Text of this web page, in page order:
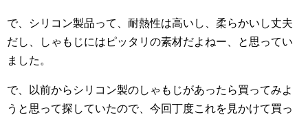
で、シリコン製品って、耐熱性は高いし、柔らかいし丈夫
だし、しゃもじにはピッタリの素材だよねー、と思ってい
ました。
で、以前からシリコン製のしゃもじがあったら買ってみよ
うと思って探していたので、今回丁度これを見かけて買っ